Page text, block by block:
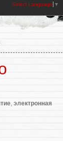
Select Language ▼
, электронная